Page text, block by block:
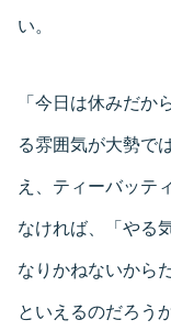
い。
「今日は休みだか
る雰囲気が大勢で
え、ティーバッテ
なければ、「やる
なりかねないから
といえるのだろうか